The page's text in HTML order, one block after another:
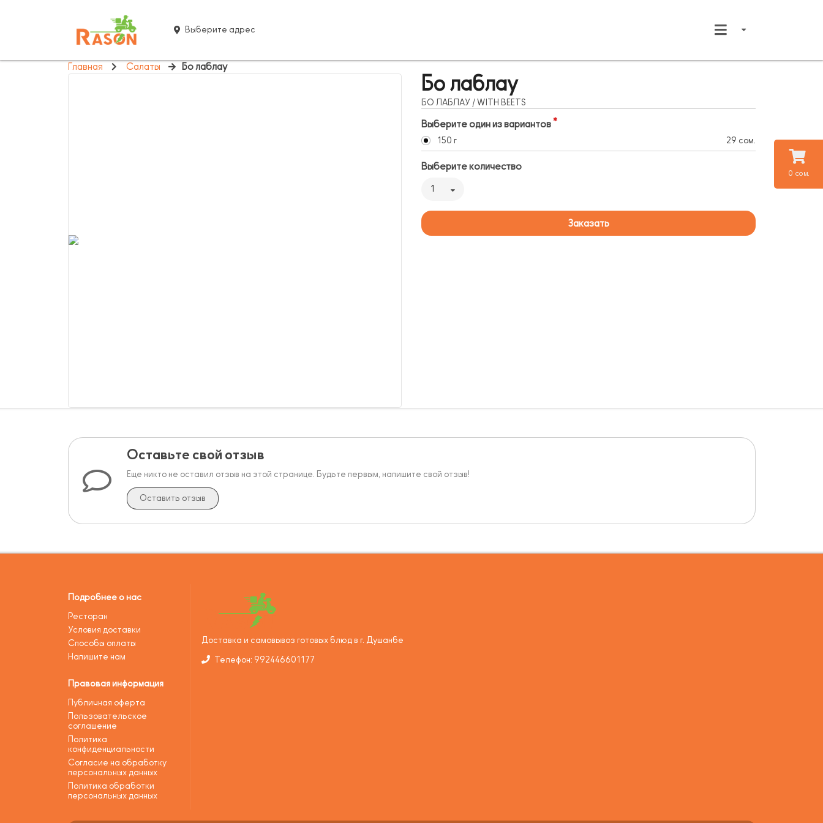
0 сом.
Выберите адрес
Главная Салаты Бо лаблау
Бо лаблау
БО ЛАБЛАУ / WITH BEETS
Выберите один из вариантов
150 г 29 сом.
Выберите количество
1
Заказать
Оставьте свой отзыв
Еще никто не оставил отзыв на этой странице. Будьте первым, напишите свой отзыв!
Оставить отзыв
Подробнее о нас
Ресторан
Условия доставки
Способы оплаты
Напишите нам
Правовая информация
Публичная оферта
Пользовательское
соглашение
Политика
конфиденциальности
Согласие на обработку
персональных данных
Политика обработки
персональных данных
Доставка и самовывоз готовых блюд в г. Душанбе
Телефон: 992446601177